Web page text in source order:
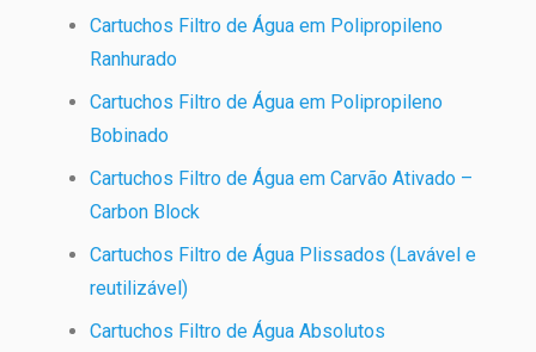
Cartuchos Filtro de Água em Polipropileno
Ranhurado
Cartuchos Filtro de Água em Polipropileno
Bobinado
Cartuchos Filtro de Água em Carvão Ativado –
Carbon Block
Cartuchos Filtro de Água Plissados (Lavável e
reutilizável)
Cartuchos Filtro de Água Absolutos